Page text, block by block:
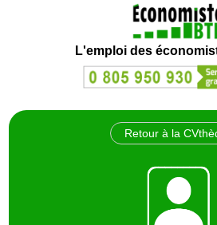
L'emploi des
Retour à la